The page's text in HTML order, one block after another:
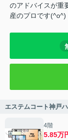
のアドバイスが重
産のプロです(^o^)
エステムコート神戸
4階
5.85万